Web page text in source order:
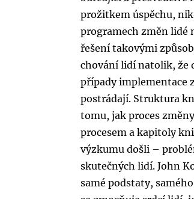
prožitkem úspěchu,
programech změn lidé
řešení takovými
chování lidí natolik, že
případy implementace
postrádají. Struktura
tomu, jak proces
procesem a kapitoly
výzkumu došli –
skutečných lidí. John
samé podstaty,